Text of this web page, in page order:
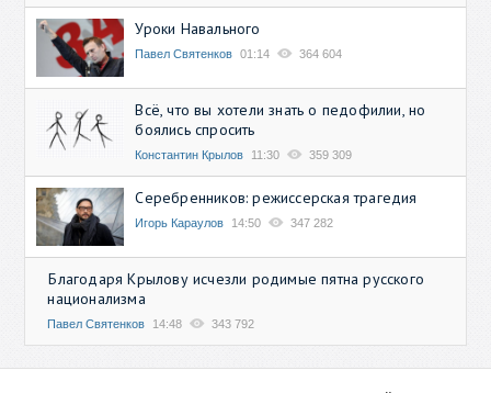
Уроки Навального
Павел Святенков 01:14 364 604
Всё, что вы хотели знать о педофилии, но
боялись спросить
Константин Крылов 11:30 359 309
Серебренников: режиссерская трагедия
Игорь Караулов 14:50 347 282
Благодаря Крылову исчезли родимые пятна русского
национализма
Павел Святенков 14:48 343 792